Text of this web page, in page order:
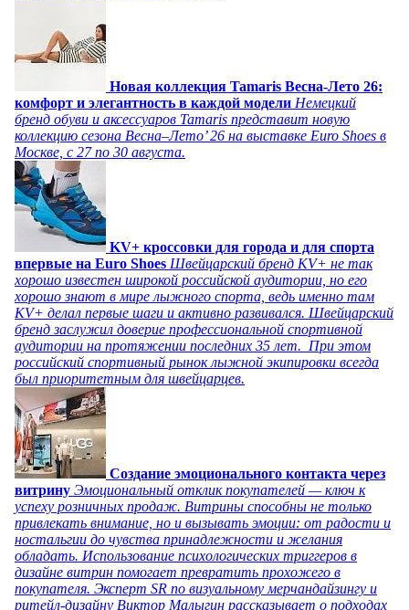
Новая коллекция Tamaris Весна-Лето 26:
комфорт и элегантность в каждой модели Немецкий
бренд обуви и аксессуаров Tamaris представит новую
коллекцию сезона Весна–Лето’ 26 на выставке Euro Shoes в
Москве, с 27 по 30 августа.
KV+ кроссовки для города и для спорта
впервые на Euro Shoes Швейцарский бренд KV+ не так
хорошо известен широкой российской аудитории, но его
хорошо знают в мире лыжного спорта, ведь именно там
KV+ делал первые шаги и активно развивался. Швейцарский
бренд заслужил доверие профессиональной спортивной
аудитории на протяжении последних 35 лет. При этом
российский спортивный рынок лыжной экипировки всегда
был приоритетным для швейцарцев.
Создание эмоционального контакта через
витрину Эмоциональный отклик покупателей — ключ к
успеху розничных продаж. Витрины способны не только
привлекать внимание, но и вызывать эмоции: от радости и
ностальгии до чувства принадлежности и желания
обладать. Использование психологических триггеров в
дизайне витрин помогает превратить прохожего в
покупателя. Эксперт SR по визуальному мерчандайзингу и
ритейл-дизайну Виктор Малыгин рассказывает о подходах